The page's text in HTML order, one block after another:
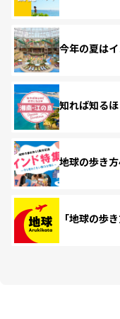
今年の夏は
知れば知る
地球の歩き
「地球の歩